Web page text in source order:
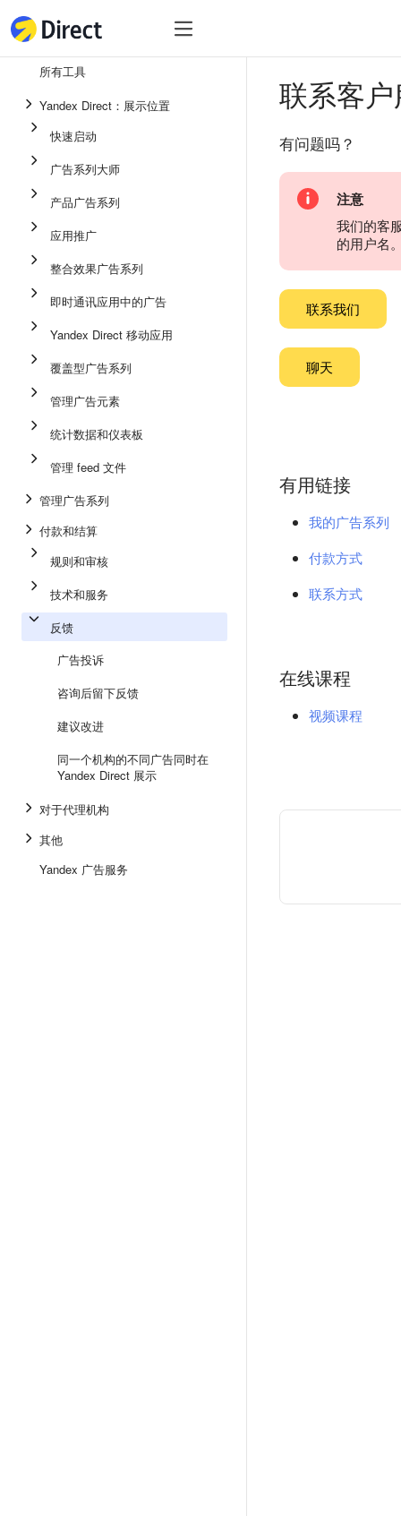
整合效果广告系列
所有工具
Yandex Direct：展示位置
快速启动
广告系列大师
产品广告系列
应用推广
整合效果广告系列
即时通讯应用中的广告
Yandex Direct 移动应用
覆盖型广告系列
管理广告元素
统计数据和仪表板
管理 feed 文件
管理广告系列
付款和结算
规则和审核
技术和服务
反馈
广告投诉
咨询后留下反馈
建议改进
同一个机构的不同广告同时在
Yandex Direct 展示
对于代理机构
其他
Yandex 广告服务
联系客
有问题吗？
注意
我们的客
的用户名
联系我们
聊天
有用链接
我的广告系列
付款方式
联系方式
在线课程
视频课程